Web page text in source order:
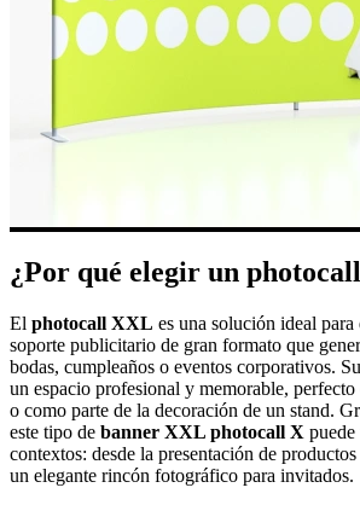
¿Por qué elegir un
El photocall XXL es una solución ideal para
soporte publicitario de gran formato que
bodas, cumpleaños o eventos corporativos.
un espacio profesional y memorable,
o como parte de la decoración de un stand.
este tipo de banner XXL photocall X
contextos: desde la presentación de
un elegante rincón fotográfico para invitados.